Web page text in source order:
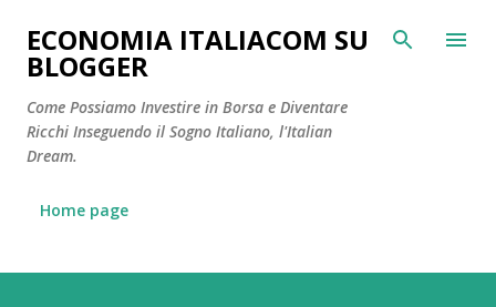
Passa ai contenuti principali
ECONOMIA ITALIACOM SU
BLOGGER
Come Possiamo Investire in Borsa e Diventare
Ricchi Inseguendo il Sogno Italiano, l'Italian
Dream.
Home page